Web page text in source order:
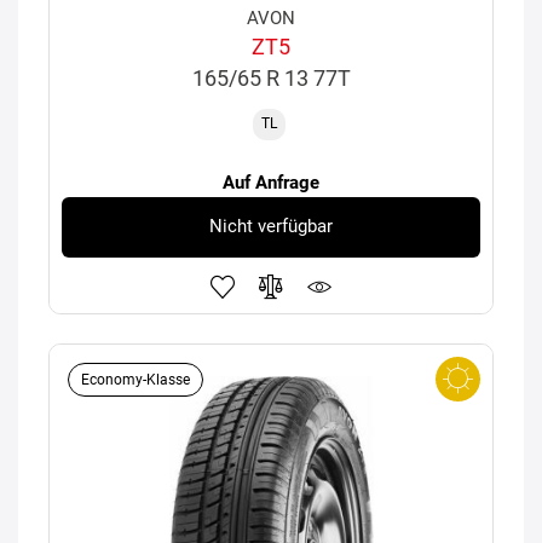
AVON
ZT5
165/65 R 13 77T
TL
Auf Anfrage
Nicht verfügbar
Economy-Klasse